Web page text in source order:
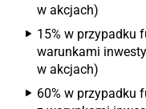
w akcjach)
15% w przypadku
warunkami
w akcjach)
60% w przypadku